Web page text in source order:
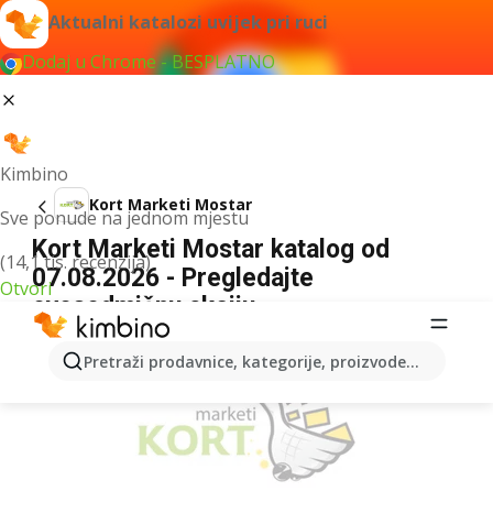
Aktualni katalozi uvijek pri ruci
Dodaj u Chrome - BESPLATNO
Kimbino
Sve ponude na jednom mjestu
(14,1 tis. recenzija)
Otvori
Pretraži prodavnice, kategorije, proizvode...
Kort Marketi Mostar
Kort Marketi Mostar katalog od
07.08.2026 - Pregledajte
ovosedmičnu akciju